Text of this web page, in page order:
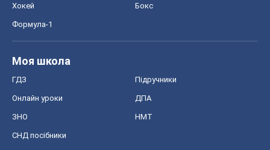
Хокей Бокс
Формула-1
Моя школа
ГДЗ Підручники
Онлайн уроки ДПА
ЗНО НМТ
СНД посібники